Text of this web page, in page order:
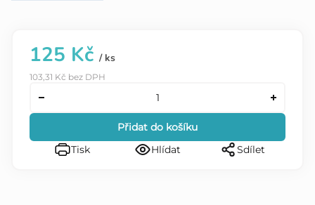
125 Kč / ks
103,31 Kč bez DPH
Přidat do košíku
Tisk
Hlídat Sdílet